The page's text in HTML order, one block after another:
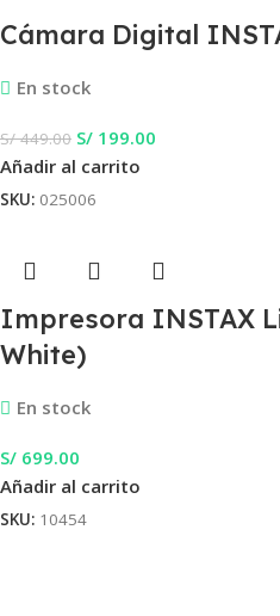
Cámara Digital
En stock
S/449.00 S/ 199.00
Añadir al carrito
SKU: 025006
Impresora INSTAX
White)
En stock
S/ 699.00
Añadir al carrito
SKU: 10454